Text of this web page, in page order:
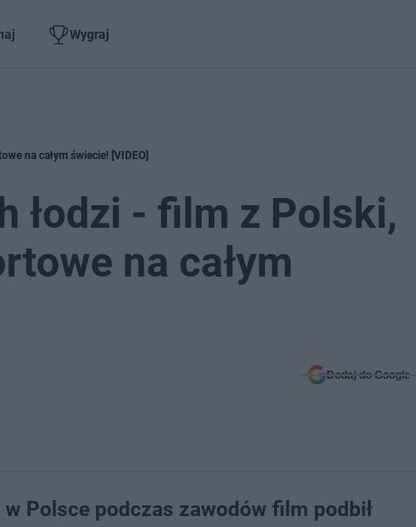
Wygraj
na całym świecie! [VIDEO]
łodzi - film z Polski,
na całym
Dodaj do Google
Polsce podczas zawodów film podbił